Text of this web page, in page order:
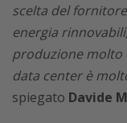
scelta del
energia
produzione molto
data center è
spiegato Davide